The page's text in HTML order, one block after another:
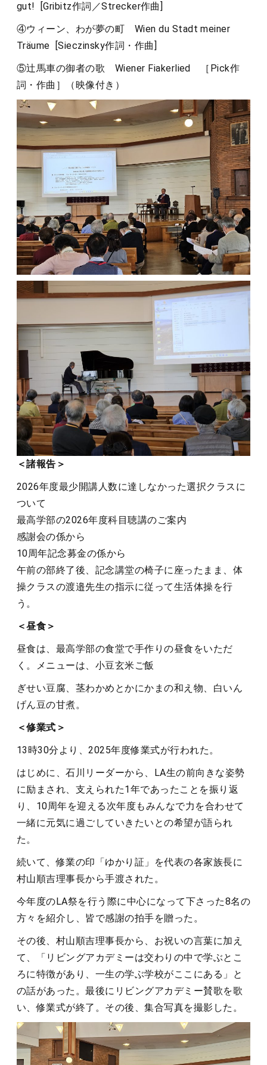
gut! [Gribitz作詞／Strecker作曲]
④ウィーン、わが夢の町 Wien du Stadt meiner
Träume [Sieczinsky作詞・作曲]
⑤辻馬車の御者の歌 Wiener Fiakerlied ［Pick作
詞・作曲］（映像付き）
＜諸報告＞
2026年度最少開講人数に達しなかった選択クラスに
ついて
最高学部の2026年度科目聴講のご案内
感謝会の係から
10周年記念募金の係から
午前の部終了後、記念講堂の椅子に座ったまま、体
操クラスの渡邉先生の指示に従って生活体操を行
う。
＜昼食＞
昼食は、最高学部の食堂で手作りの昼食をいただ
く。メニューは、小豆玄米ご飯
ぎせい豆腐、茎わかめとかにかまの和え物、白いん
げん豆の甘煮。
＜修業式＞
13時30分より、2025年度修業式が行われた。
はじめに、石川リーダーから、LA生の前向きな姿勢
に励まされ、支えられた1年であったことを振り返
り、10周年を迎える次年度もみんなで力を合わせて
一緒に元気に過ごしていきたいとの希望が語られ
た。
続いて、修業の印「ゆかり証」を代表の各家族長に
村山順吉理事長から手渡された。
今年度のLA祭を行う際に中心になって下さった8名の
方々を紹介し、皆で感謝の拍手を贈った。
その後、村山順吉理事長から、お祝いの言葉に加え
て、「リビングアカデミーは交わりの中で学ぶとこ
ろに特徴があり、一生の学ぶ学校がここにある」と
の話があった。最後にリビングアカデミー賛歌を歌
い、修業式が終了。その後、集合写真を撮影した。